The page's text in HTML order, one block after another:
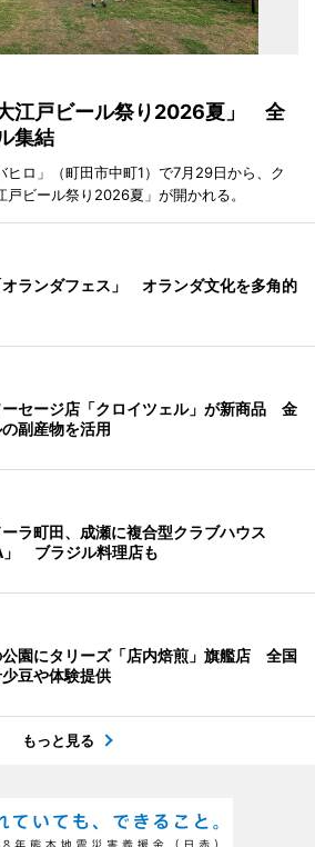
江戸ビール祭り2026夏」 全
集結
ヒロ」（町田市中町1）で7月29日から、ク
ビール祭り2026夏」が開かれる。
ランダフェス」 オランダ文化を多角的
セージ店「クロイツェル」が新商品 金
副産物を活用
ラ町田、成瀬に複合型クラブハウス
」 ブラジル料理店も
園にタリーズ「店内焙煎」旗艦店 全国
豆や体験提供
もっと見る